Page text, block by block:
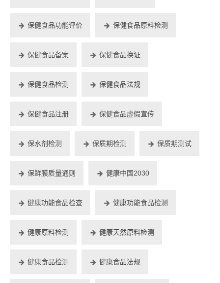
保健食品功能评价 保健食品原料检测
保健食品备案 保健食品换证
保健食品检测 保健食品法规
保健食品注册 保健食品虚假宣传
保水剂检测 保质期检测 保质期测试
保鲜膜质量通则 健康中国2030
健康功能食品检查 健康功能食品检测
健康原料检测 健康天然原料检测
健康食品检测 健康食品法规